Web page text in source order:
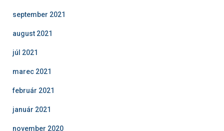
september 2021
august 2021
júl 2021
marec 2021
február 2021
január 2021
november 2020